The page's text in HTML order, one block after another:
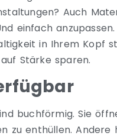
Auch
einfach
in Ihrem Kopf
Stärke sparen.
buchförmig. Sie
zu enthüllen.